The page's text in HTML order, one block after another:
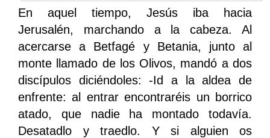
En aquel tiempo, Jesús iba hacia
Jerusalén, marchando a la cabeza. Al
acercarse a Betfagé y Betania, junto al
monte llamado de los Olivos, mandó a dos
discípulos diciéndoles: -Id a la aldea de
enfrente: al entrar encontraréis un borrico
atado, que nadie ha montado todavía.
Desatadlo y traedlo. Y si alguien os